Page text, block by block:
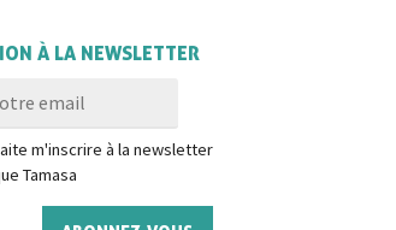
À LA NEWSLETTER
m'inscrire à la newsletter
Tamasa